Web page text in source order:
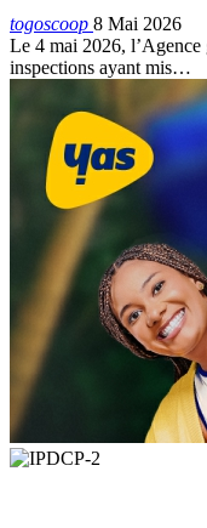
togoscoop 8 Mai 2026
Le 4 mai 2026, l’Agence
inspections ayant mis…